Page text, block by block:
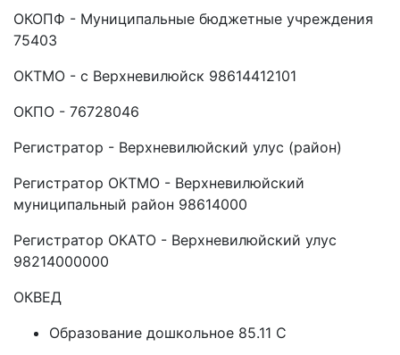
ОКОПФ - Муниципальные бюджетные учреждения
75403
ОКТМО - с Верхневилюйск 98614412101
ОКПО - 76728046
Регистратор - Верхневилюйский улус (район)
Регистратор ОКТМО - Верхневилюйский
муниципальный район 98614000
Регистратор ОКАТО - Верхневилюйский улус
98214000000
ОКВЕД
Образование дошкольное 85.11 C